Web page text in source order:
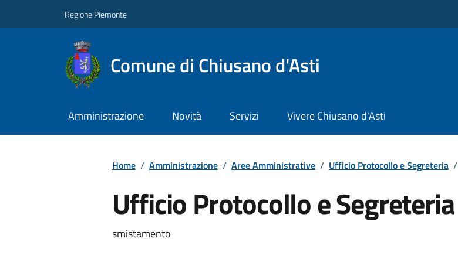
Regione Piemonte
Comune di Chiusano d'Asti
Amministrazione Novità Servizi Vivere Chiusano d'Asti
Home / Amministrazione / Aree Amministrative / Ufficio Protocollo e Segreteria /
Ufficio Protocollo e Segreteria
smistamento